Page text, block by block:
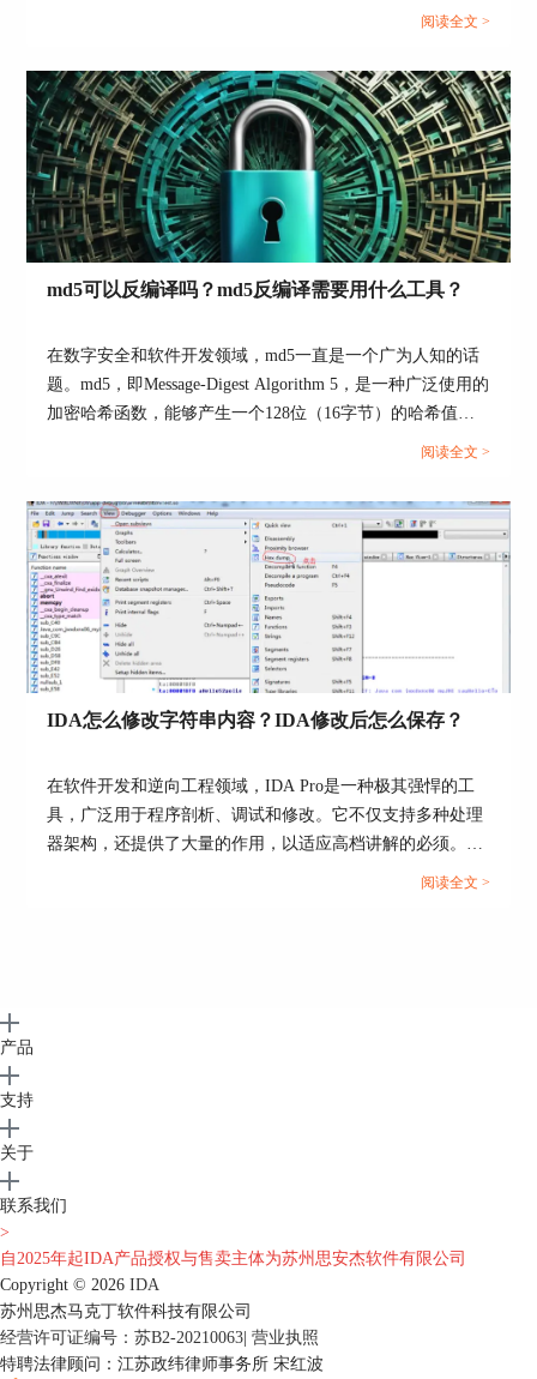
逆向工程师的首选工具，其受欢迎的原因也值得探讨。本文
在用ida软件”这一主题，并进一步介绍常用的逆向工程软
件。...
阅读全文 >
md5可以反编译吗？md5反编译需要用什么工具？
在数字安全和软件开发领域，md5一直是一个广为人知的话
题。md5，即Message-Digest Algorithm 5，是一种广泛使用的
加密哈希函数，能够产生一个128位（16字节）的哈希值，
通常用一个32位的十六进制数表示。但随着计算技术的发
译所需的工具是什么。本文将深入探讨这一话题，包括md5
的反编译可能性、所需的工具以及IDA反编译原理的详细分
析。...
阅读全文 >
IDA怎么修改字符串内容？IDA修改后怎么保存？
在软件开发和逆向工程领域，IDA Pro是一种极其强悍的工
具，广泛用于程序剖析、调试和修改。它不仅支持多种处理
器架构，还提供了大量的作用，以适应高档讲解的必须。本
文将围绕ida怎么修改字符串内容，ida修改后怎么保存这一
阅读全文 >
产品
支持
关于
联系我们
>
自2025年起IDA产品授权与售卖主体为苏州思安杰软件有限公司
Copyright © 2026 IDA
苏州思杰马克丁软件科技有限公司
经营许可证编号：苏B2-20210063 营业执照
特聘法律顾问：江苏政纬律师事务所 宋红波